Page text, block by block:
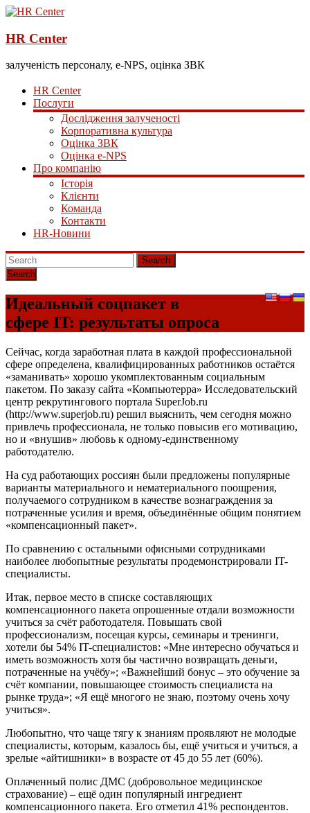
HR Center
залученість персоналу, e-NPS, оцінка ЗВК
HR Center
Послуги
Дослідження залученості
Корпоративна культура
Оцінка ЗВК
Оцінка e-NPS
Про компанію
Історія
Клієнти
Команда
Контакти
HR-Новини
Search
Идеальный соцпакет в
сфере IT: результаты опроса
Сейчас, когда заработная плата в каждой профессиональной
сфере определена, квалифицированных работников остаётся
«заманивать» хорошо укомплектованным социальным
пакетом. По заказу сайта «Компьютерра» Исследовательский
центр рекрутингового портала SuperJob.ru
(http://www.superjob.ru) решил выяснить, чем сегодня можно
привлечь профессионала, не только повысив его мотивацию,
но и «внушив» любовь к одному-единственному
работодателю.
На суд работающих россиян были предложены популярные
варианты материального и нематериального поощрения,
получаемого сотрудником в качестве вознаграждения за
потраченные усилия и время, объединённые общим понятием
«компенсационный пакет».
По сравнению с остальными офисными сотрудниками
наиболее любопытные результаты продемонстрировали IT-
специалисты.
Итак, первое место в списке составляющих
компенсационного пакета опрошенные отдали возможности
учиться за счёт работодателя. Повышать свой
профессионализм, посещая курсы, семинары и тренинги,
хотели бы 54% IT-специалистов: «Мне интересно обучаться и
иметь возможность хотя бы частично возвращать деньги,
потраченные на учёбу»; «Важнейший бонус – это обучение за
счёт компании, повышающее стоимость специалиста на
рынке труда»; «Я ещё многого не знаю, поэтому очень хочу
учиться».
Любопытно, что чаще тягу к знаниям проявляют не молодые
специалисты, которым, казалось бы, ещё учиться и учиться, а
зрелые «айтишники» в возрасте от 45 до 55 лет (60%).
Оплаченный полис ДМС (добровольное медицинское
страхование) – ещё один популярный ингредиент
компенсационного пакета. Его отметил 41% респондентов.